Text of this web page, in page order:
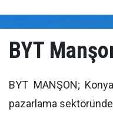
BYT
BYT MANŞON;
pazarlama